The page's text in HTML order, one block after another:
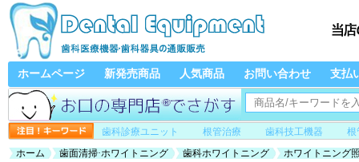
ホームページ 新発売商品 人気商品 お問い合わせ 支払
歯科診療ユニット 根管治療 歯科技工機器
根
ホーム
歯面清掃·ホワイトニング 歯科ホワイトニング ホワイトニング